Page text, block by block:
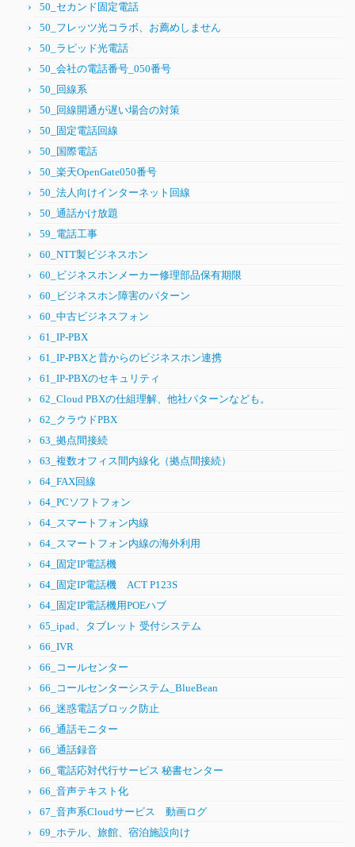
50_セカンド固定電話
50_フレッツ光コラボ、お薦めしません
50_ラピッド光電話
50_会社の電話番号_050番号
50_回線系
50_回線開通が遅い場合の対策
50_固定電話回線
50_国際電話
50_楽天OpenGate050番号
50_法人向けインターネット回線
50_通話かけ放題
59_電話工事
60_NTT製ビジネスホン
60_ビジネスホンメーカー修理部品保有期限
60_ビジネスホン障害のパターン
60_中古ビジネスフォン
61_IP-PBX
61_IP-PBXと昔からのビジネスホン連携
61_IP-PBXのセキュリティ
62_Cloud PBXの仕組理解、他社パターンなども。
62_クラウドPBX
63_拠点間接続
63_複数オフィス間内線化（拠点間接続）
64_FAX回線
64_PCソフトフォン
64_スマートフォン内線
64_スマートフォン内線の海外利用
64_固定IP電話機
64_固定IP電話機 ACT P123S
64_固定IP電話機用POEハブ
65_ipad、タブレット 受付システム
66_IVR
66_コールセンター
66_コールセンターシステム_BlueBean
66_迷惑電話ブロック防止
66_通話モニター
66_通話録音
66_電話応対代行サービス 秘書センター
66_音声テキスト化
67_音声系Cloudサービス 動画ログ
69_ホテル、旅館、宿泊施設向け